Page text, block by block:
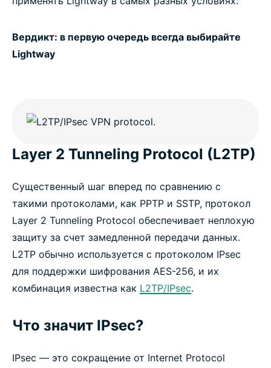
Вердикт: в первую очередь всегда выбирайте
Lightway
Layer 2 Tunneling Protocol (L2TP)
Существенный шаг вперед по сравнению с
такими протоколами, как PPTP и SSTP, протокол
Layer 2 Tunneling Protocol обеспечивает неплохую
защиту за счет замедленной передачи данных.
L2TP обычно используется с протоколом IPsec
для поддержки шифрования AES-256, и их
комбинация известна как L2TP/IPsec.
Что значит IPsec?
IPsec — это сокращение от Internet Protocol